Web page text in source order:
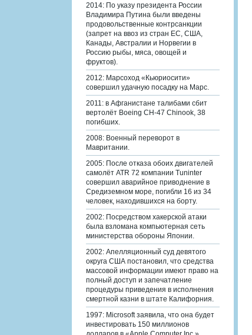
2014: По указу президента России
Владимира Путина были введены
продовольственные контрсанкции
(запрет на ввоз из стран ЕС, США,
Канады, Австралии и Норвегии в
Россию рыбы, мяса, овощей и
фруктов).
2012: Марсоход «Кьюриосити»
совершил удачную посадку на Марс.
2011: в Афганистане талибами сбит
вертолёт Boeing CH-47 Chinook, 38
погибших.
2008: Военный переворот в
Мавритании.
2005: После отказа обоих двигателей
самолёт ATR 72 компании Tuninter
совершил аварийное приводнение в
Средиземном море, погибли 16 из 34
человек, находившихся на борту.
2002: Посредством хакерской атаки
была взломана компьютерная сеть
министерства обороны Японии.
2002: Апелляционный суд девятого
округа США постановил, что средства
массовой информации имеют право на
полный доступ и запечатление
процедуры приведения в исполнения
смертной казни в штате Калифорния.
1997: Microsoft заявила, что она будет
инвестировать 150 миллионов